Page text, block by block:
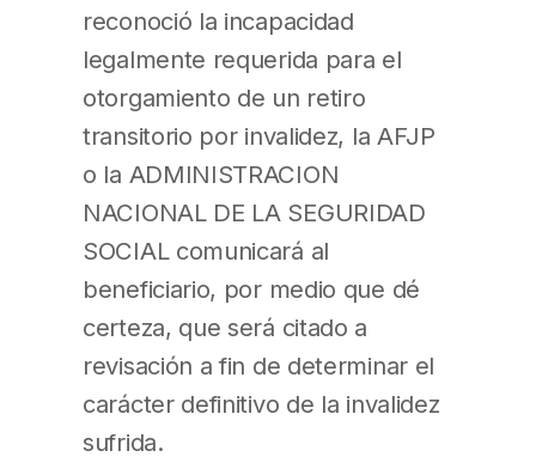
reconoció la incapacidad
legalmente requerida para el
otorgamiento de un retiro
transitorio por invalidez, la AFJP
o la ADMINISTRACION
NACIONAL DE LA SEGURIDAD
SOCIAL comunicará al
beneficiario, por medio que dé
certeza, que será citado a
revisación a fin de determinar el
carácter definitivo de la invalidez
sufrida.